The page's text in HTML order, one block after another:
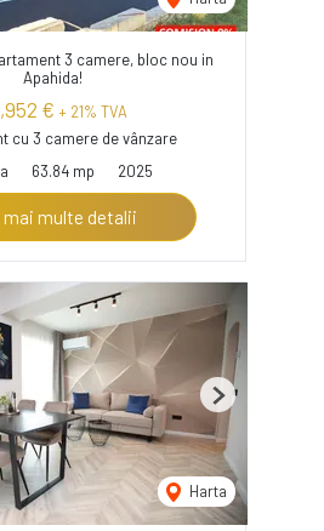
3 camere, bloc nou in
Apahida!
€ + 21% TVA
cu 3 camere de vânzare
63.84 mp 2025
mai multe detalii
Harta
Next